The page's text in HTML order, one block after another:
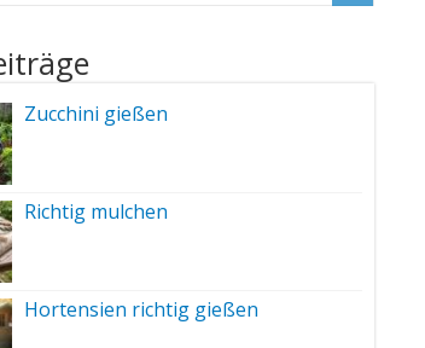
Zucchini gießen
Richtig mulchen
Hortensien richtig gießen